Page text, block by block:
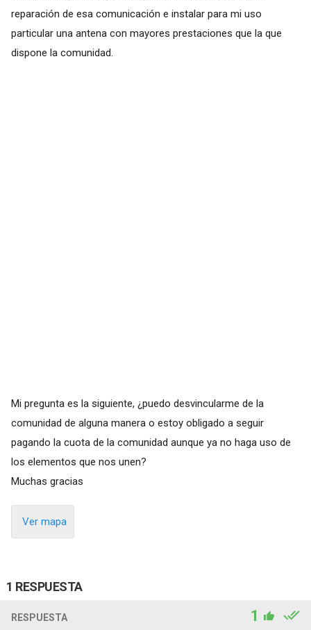
reparación de esa comunicación e instalar para mi uso
particular una antena con mayores prestaciones que la que
dispone la comunidad.
Mi pregunta es la siguiente, ¿puedo desvincularme de la
comunidad de alguna manera o estoy obligado a seguir
pagando la cuota de la comunidad aunque ya no haga uso de
los elementos que nos unen?
Muchas gracias
Ver mapa
1 RESPUESTA
RESPUESTA 1